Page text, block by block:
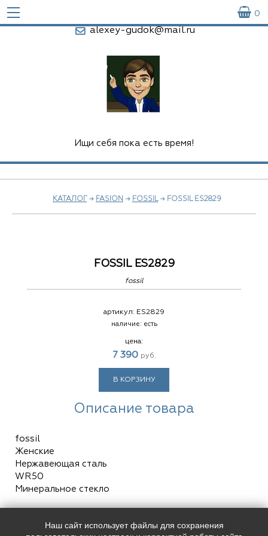
 0
alexey-gudok@mail.ru
Ищи себя пока есть время!
КАТАЛОГ → FASION → FOSSIL→ FOSSIL ES2829
FOSSIL ES2829
fossil
артикул: ES2829
наличие: есть
цена:
7 390 руб.
В КОРЗИНУ
Описание товара
fossil
Женские
Нержавеющая сталь
WR50
Минеральное стекло
Наш сайт использует файлы для сохранения